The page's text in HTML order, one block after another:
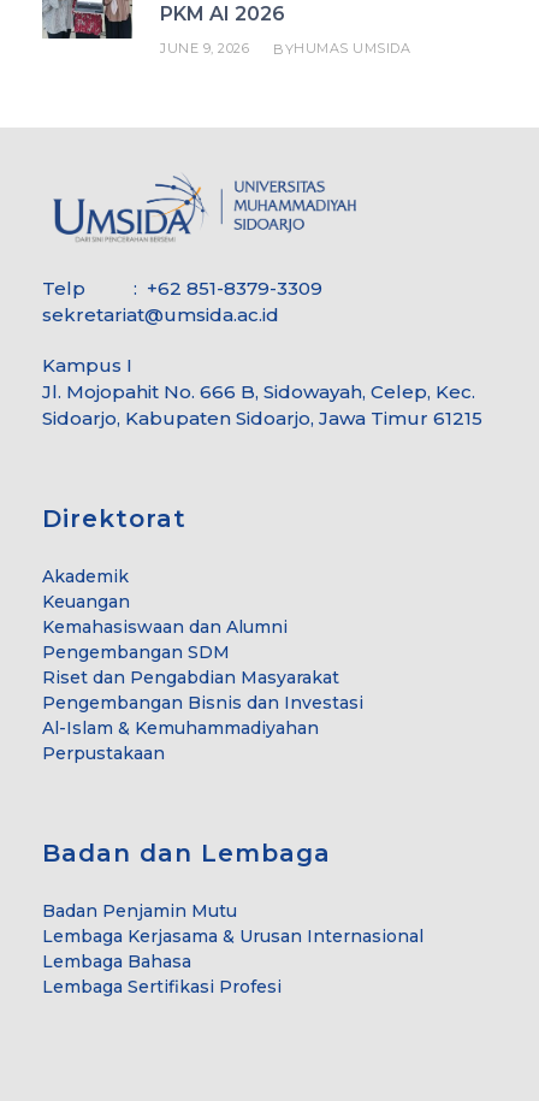
PKM AI 2026
JUNE 9, 2026 BYHUMAS UMSIDA
Telp : +62 851-8379-3309
sekretariat@umsida.ac.id
Kampus I
Jl. Mojopahit No. 666 B, Sidowayah, Celep, Kec.
Sidoarjo, Kabupaten Sidoarjo, Jawa Timur 61215
Direktorat
Akademik
Keuangan
Kemahasiswaan dan Alumni
Pengembangan SDM
Riset dan Pengabdian Masyarakat
Pengembangan Bisnis dan Investasi
Al-Islam & Kemuhammadiyahan
Perpustakaan
Badan dan Lembaga
Badan Penjamin Mutu
Lembaga Kerjasama & Urusan Internasional
Lembaga Bahasa
Lembaga Sertifikasi Profesi